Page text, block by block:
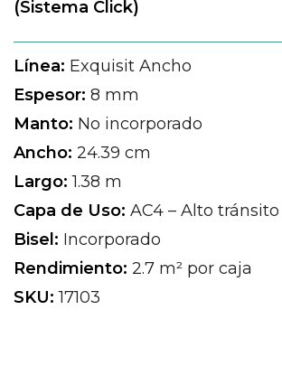
(Sistema Click)
Línea: Exquisit Ancho
Espesor: 8 mm
Manto: No incorporado
Ancho: 24.39 cm
Largo: 1.38 m
Capa de Uso: AC4 – Alto
Bisel: Incorporado
Rendimiento: 2.7 m² por caja
SKU: 17103